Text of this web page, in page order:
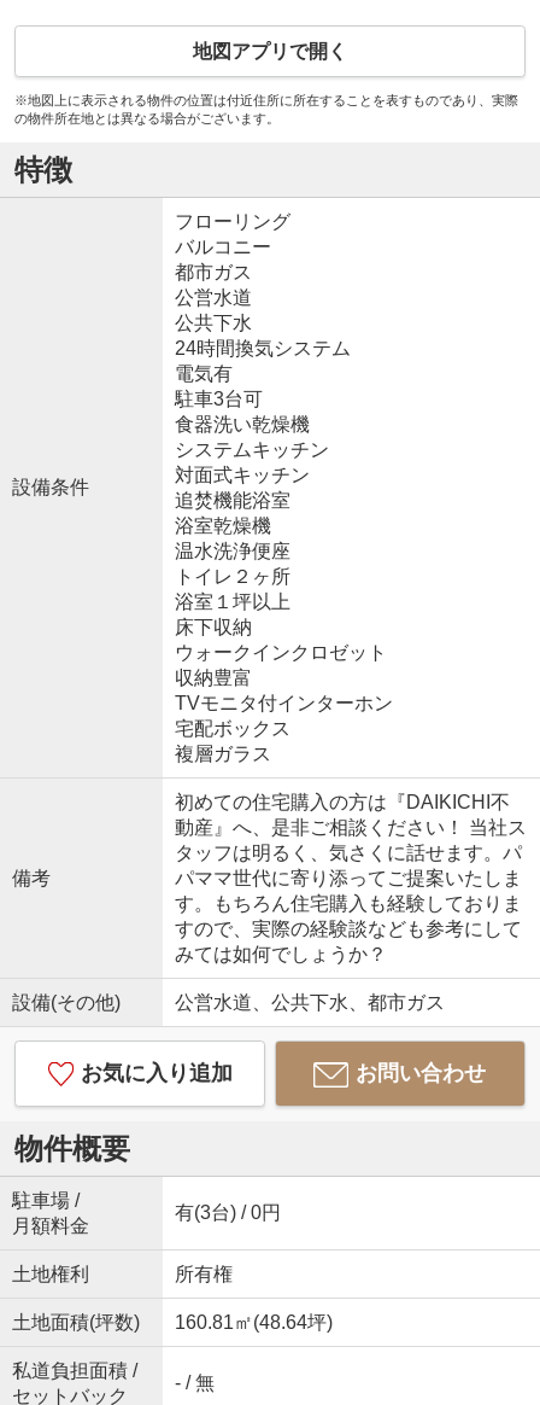
地図アプリで開く
※地図上に表示される物件の位置は付近住所に所在することを表すものであり、実際
の物件所在地とは異なる場合がございます。
特徴
設備条件
フローリング
バルコニー
都市ガス
公営水道
公共下水
24時間換気システム
電気有
駐車3台可
食器洗い乾燥機
システムキッチン
対面式キッチン
追焚機能浴室
浴室乾燥機
温水洗浄便座
トイレ２ヶ所
浴室１坪以上
床下収納
ウォークインクロゼット
収納豊富
TVモニタ付インターホン
宅配ボックス
複層ガラス
備考
初めての住宅購入の方は『DAIKICHI不
動産』へ、是非ご相談ください！ 当社ス
タッフは明るく、気さくに話せます。パ
パママ世代に寄り添ってご提案いたしま
す。もちろん住宅購入も経験しておりま
すので、実際の経験談なども参考にして
みては如何でしょうか？
設備(その他) 公営水道、公共下水、都市ガス
お気に入り追加 お問い合わせ
物件概要
駐車場 /
月額料金
有(3台) / 0円
土地権利 所有権
土地面積(坪数) 160.81㎡(48.64坪)
私道負担面積 /
セットバック
- / 無